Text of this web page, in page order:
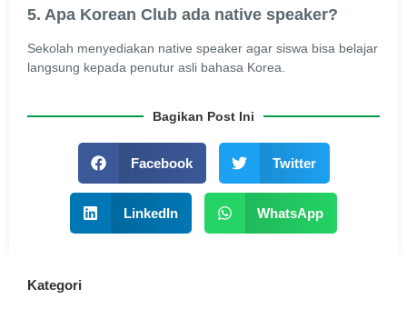
5. Apa Korean Club ada native speaker?
Sekolah menyediakan native speaker agar siswa bisa belajar
langsung kepada penutur asli bahasa Korea.
Bagikan Post Ini
Facebook Twitter
LinkedIn WhatsApp
Kategori